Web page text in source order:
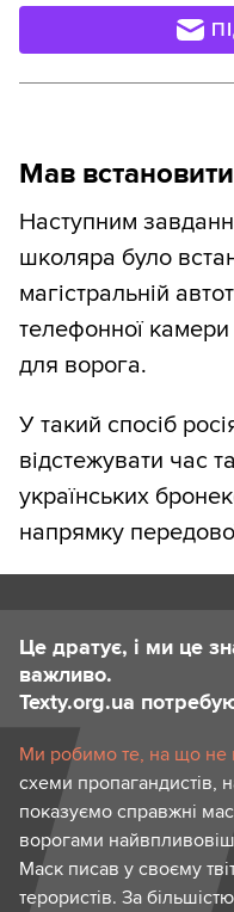
Мав
Наступним
школяра було
магістральній
телефонної
для ворога.
У такий спосіб
відстежувати час
українських
напрямку
Це дратує, і ми це
важливо.
Texty.org.ua
Ми робимо те, на що не
схеми пропагандистів,
показуємо справжні
ворогами
Маск писав у своєму
терористів. За